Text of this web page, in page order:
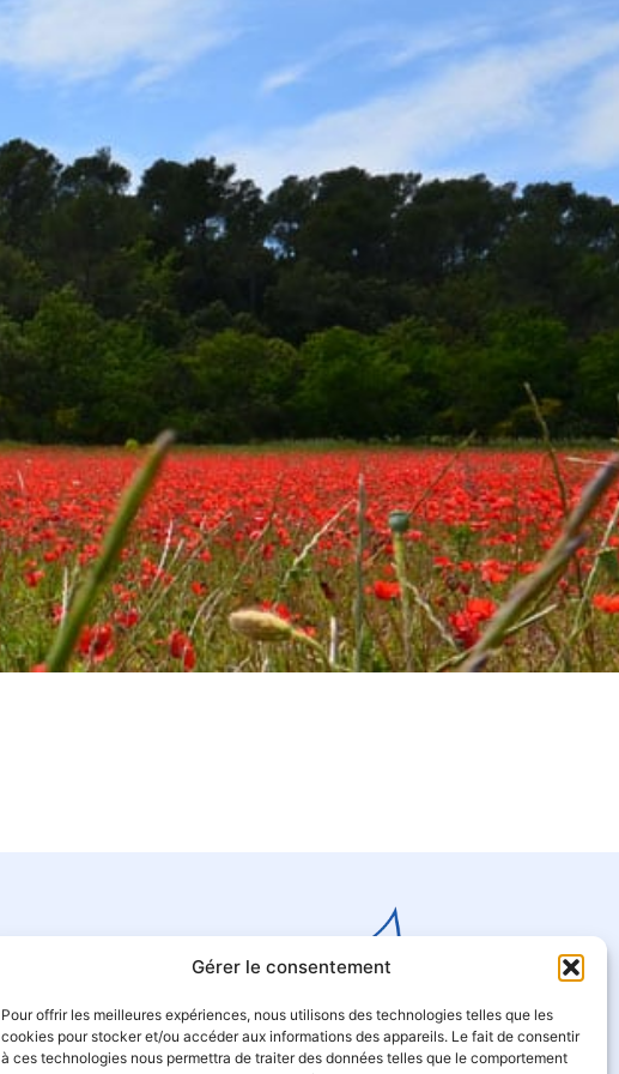
Gérer le consentement
Pour offrir les meilleures expériences, nous utilisons des technologies telles que les
cookies pour stocker et/ou accéder aux informations des appareils. Le fait de consentir
à ces technologies nous permettra de traiter des données telles que le comportement